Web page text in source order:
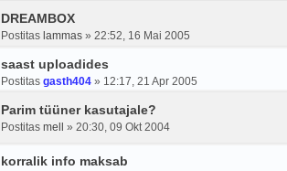
DREAMBOX
Postitas lammas » 22:52, 16 Mai 2005
saast uploadides
Postitas gasth404 » 12:17, 21 Apr 2005
Parim tüüner kasutajale?
Postitas mell » 20:30, 09 Okt 2004
korralik info maksab